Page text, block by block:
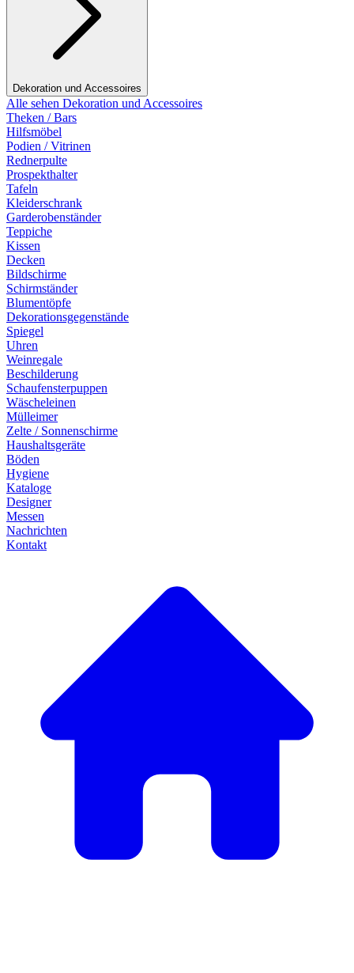
Dekoration und Accessoires
Alle sehen Dekoration und Accessoires
Theken / Bars
Hilfsmöbel
Podien / Vitrinen
Rednerpulte
Prospekthalter
Tafeln
Kleiderschrank
Garderobenständer
Teppiche
Kissen
Decken
Bildschirme
Schirmständer
Blumentöpfe
Dekorationsgegenstände
Spiegel
Uhren
Weinregale
Beschilderung
Schaufensterpuppen
Wäscheleinen
Mülleimer
Zelte / Sonnenschirme
Haushaltsgeräte
Böden
Hygiene
Kataloge
Designer
Messen
Nachrichten
Kontakt